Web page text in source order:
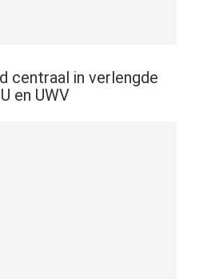
centraal in verlengde
en UWV